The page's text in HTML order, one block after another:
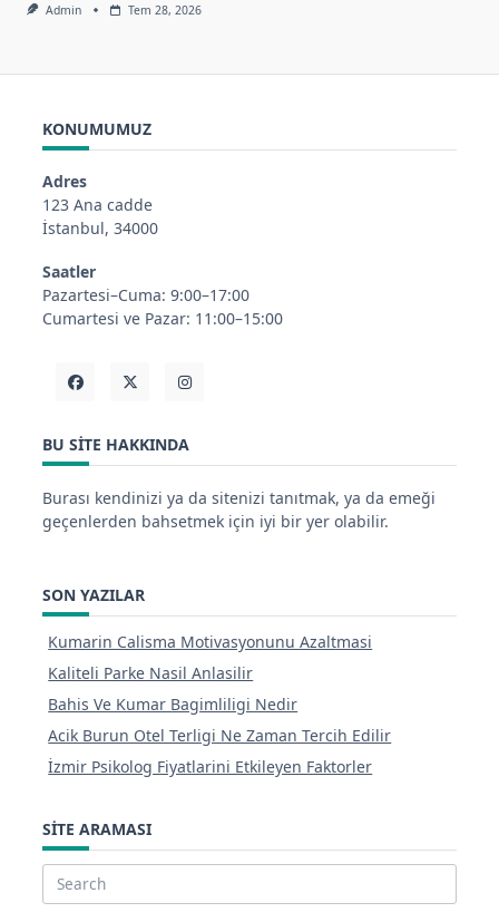
Admin Tem 28, 2026
KONUMUMUZ
Adres
123 Ana cadde
İstanbul, 34000
Saatler
Pazartesi–Cuma: 9:00–17:00
Cumartesi ve Pazar: 11:00–15:00
BU SITE HAKKINDA
Burası kendinizi ya da sitenizi tanıtmak, ya da emeği
geçenlerden bahsetmek için iyi bir yer olabilir.
SON YAZILAR
Kumarin Calisma Motivasyonunu Azaltmasi
Kaliteli Parke Nasil Anlasilir
Bahis Ve Kumar Bagimliligi Nedir
Acik Burun Otel Terligi Ne Zaman Tercih Edilir
İzmir Psikolog Fiyatlarini Etkileyen Faktorler
SITE ARAMASI
Search